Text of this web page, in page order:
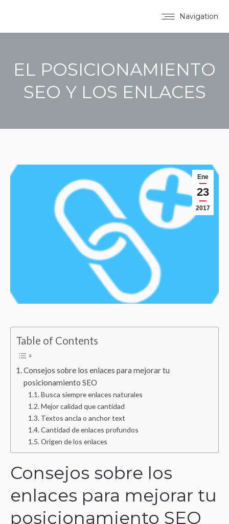
Navigation
EL POSICIONAMIENTO
SEO Y LOS ENLACES
Ene
23
2017
Table of Contents
Consejos sobre los enlaces para mejorar tu
posicionamiento SEO
Busca siempre enlaces naturales
Mejor calidad que cantidad
Textos ancla o anchor text
Cantidad de enlaces profundos
Origen de los enlaces
Consejos sobre los
enlaces para mejorar tu
posicionamiento SEO